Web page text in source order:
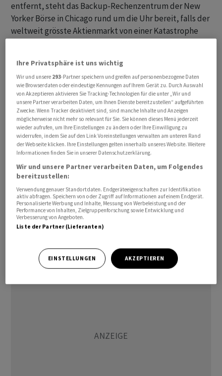
entfernt, steht das Backup-Rechenzentrum der New
Yorker Börse in Chicago rund um die Uhr bereit, falls der
weltweit grösste Aktienmarkt von einer Katastrophe
tagtäglich einmal aus und wieder an, um
sicherzustellen, dass alles sauber läuft.
Im Vorfeld des dienstäglichen Handels versäumte es
jedoch einNYSE-Mitarbeiter, das Notsystem
ordnungsgemäß herunterzufahren. So beschreiben den
Vorfall Personen mit direkter Kenntnis derNYSE-
Betriebsabläufe.
Der Fehler führte zum Desaster. Bei der Eröffnung des
Handels am Dienstagmorgen kam es zu heftigen
Marktschwankungen. Das Chaos betraf mehr als 250
Emittenten, darunterWells Fargo, McDonald’s,
WalmartundMorgan Stanley
Prozentpunkte.
Ihre Privatsphäre ist uns wichtig
Wir und unsere 293-Partner speichern und greifen auf personenbezogene Daten
wie Browserdaten oder eindeutige Kennungen auf Ihrem Gerät zu. Durch Auswahl
von Akzeptieren aktivieren Sie Tracking-Technologien für die unter „Wir und
unsere Partner verarbeiten Daten, um Ihnen Dienste bereitzustellen“ aufgeführten
Zwecke. Wenn Tracker deaktiviert sind, sind manche Inhalte und Anzeigen
möglicherweise nicht mehr so relevant für Sie. Sie können dieses Menü jederzeit
wieder aufrufen, um Ihre Einstellungen zu ändern oder Ihre Einwilligung zu
widerrufen, indem Sie auf den Link Voreinstellungen verwalten am unteren Rand
der Webseite klicken. Ihre Einstellungen gelten innerhalb unseres Website. Weitere
Informationen finden Sie in unserer Datenschutzerklärung.
Wir und unsere Partner verarbeiten Daten, um Folgendes
bereitzustellen:
Verwendung genauer Standortdaten. Endgeräteeigenschaften zur Identifikation
aktiv abfragen. Speichern von oder Zugriff auf Informationen auf einem Endgerät.
Personalisierte Werbung und Inhalte, Messung von Werbeleistung und der
Performance von Inhalten, Zielgruppenforschung sowie Entwicklung und
Verbesserung von Angeboten.
Liste der Partner (Lieferanten)
EINSTELLUNGEN AKZEPTIEREN